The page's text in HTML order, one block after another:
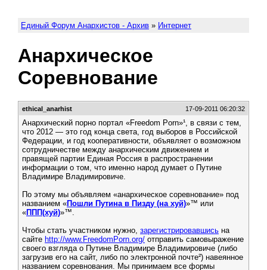
Единый Форум Анархистов - Архив » Интернет
Анархическое
Соревнование
ethical_anarhist 17-09-2011 06:20:32
Анархический порно портал «Freedom Porn»¹, в связи с тем,
что 2012 — это год конца света, год выборов в Российской
Федерации, и год кооперативности, объявляет о возможном
сотрудничестве между анархическим движением и
правящей партии Единая Россия в распространении
информации о том, что именно народ думает о Путине
Владимире Владимировиче.
По этому мы объявляем «анархическое соревнование» под
названием «Пошли Путина в Пизду (на хуй)»™ или
«ППП(хуй)»™.
Чтобы стать участником нужно, зарегистрировавшись на
сайте http://www.FreedomPorn.org/ отправить самовыражение
своего взгляда о Путине Владимире Владимировиче (либо
загрузив его на сайт, либо по электронной почте²) навеянное
названием соревнования. Мы принимаем все формы